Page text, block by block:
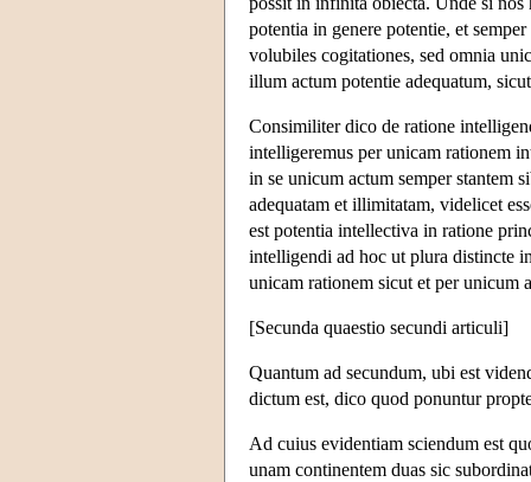
potentia in genere potentie, et
volubiles cogitationes, sed omnia
illum actum potentie adequatum,
Consimiliter dico de ratione
intelligeremus per unicam rationem
in se unicum actum semper stantem
adequatam et illimitatam, videlicet
est potentia intellectiva in ratione
intelligendi ad hoc ut plura distincte
unicam rationem sicut et per unicum
[Secunda quaestio secundi articuli]
Quantum ad secundum, ubi est
dictum est, dico quod ponuntur
Ad cuius evidentiam sciendum est
unam continentem duas sic